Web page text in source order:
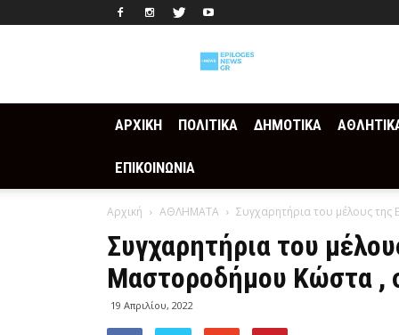
ΑΡΧΙΚΗ ΠΟΛΙΤΙΚΑ ΔΗΜΟΤΙΚΑ
ΕΠΙΚΟΙΝΩΝΙΑ
Αρχική ΑΘΛΗΜΑΤΑ Συγχαρητήρια του μέλους
Συγχαρητήρια του
Μαστοροδήμου Κώστα ,
19 Απριλίου, 2022